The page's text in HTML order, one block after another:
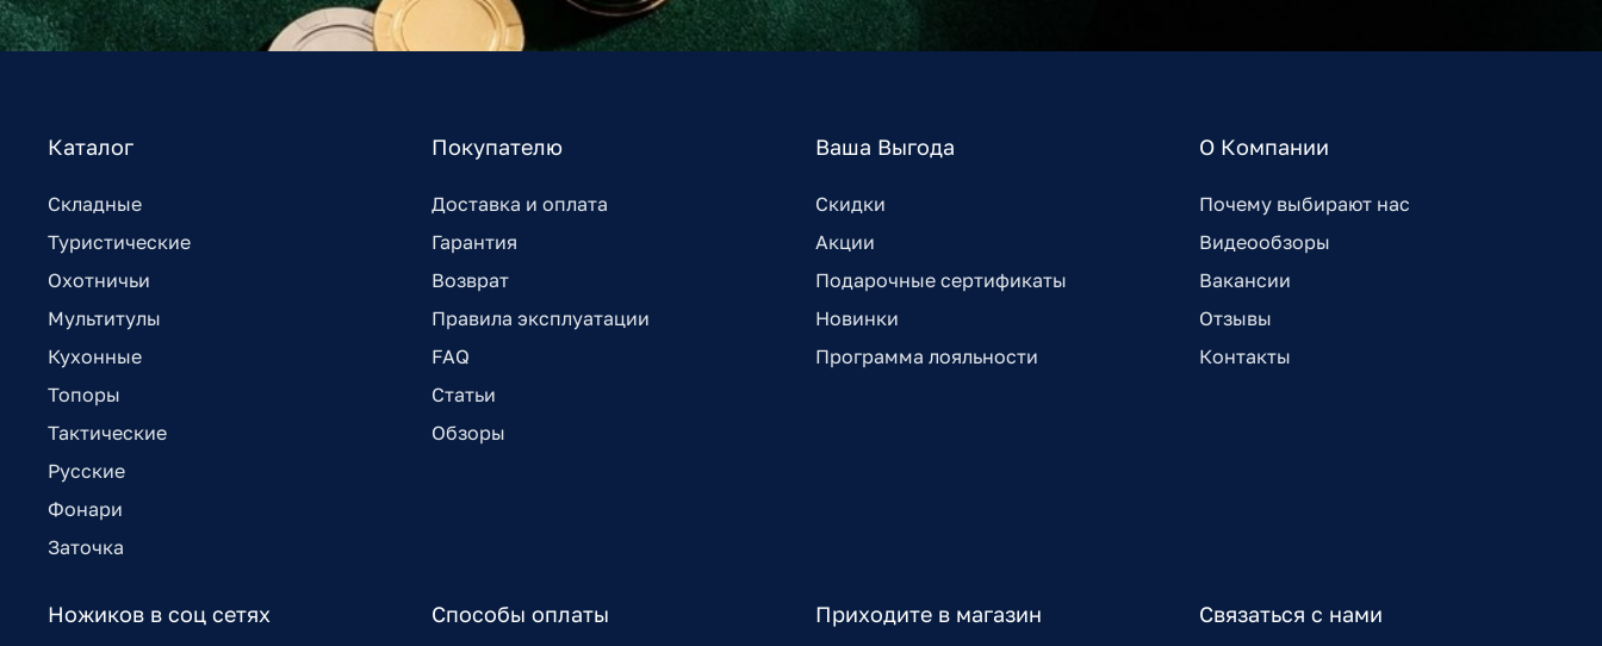
Каталог
Складные
Туристические
Охотничьи
Мультитулы
Кухонные
Топоры
Тактические
Русские
Фонари
Заточка
Покупателю
Доставка и оплата
Гарантия
Возврат
Правила эксплуатации
FAQ
Статьи
Обзоры
Ваша Выгода
Скидки
Акции
Подарочные сертификаты
Новинки
Программа лояльности
О Компании
Почему выбирают нас
Видеообзоры
Вакансии
Отзывы
Контакты
Ножиков в соц сетях Способы оплаты Приходите в магазин Связаться с нами